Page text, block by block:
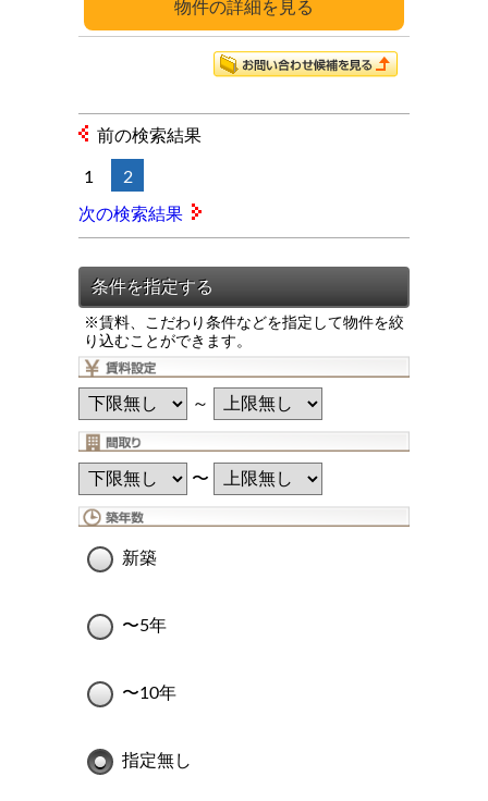
※賃料、こだわり条件などを指定して物件を絞
り込むことができます。
～
〜
新築
〜5年
〜10年
指定無し
詳細
前の検索結果
1 2
次の検索結果